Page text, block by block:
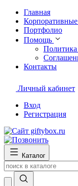
Главная
Портфолио
Помощь
Контакты
Личный кабинет
Вход
Регистрация
Каталог